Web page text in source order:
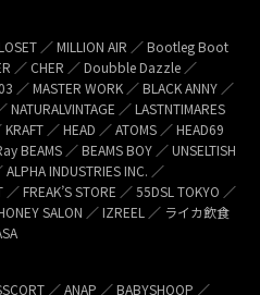
／ MILLION AIR ／ Bootleg Boot
／ CHER ／ Doubble Dazzle ／
／ MASTER WORK ／ BLACK ANNY ／
／ LASTNTIMARES
／ HEAD ／ ATOMS ／ HEAD69
BEAMS ／ BEAMS BOY ／ UNSELTISH
INDUSTRIES INC. ／
FREAK’S STORE ／ 55DSL TOKYO ／
SALON ／ IZREEL ／ ライカ飲食
／ ANAP ／ BABYSHOOP ／